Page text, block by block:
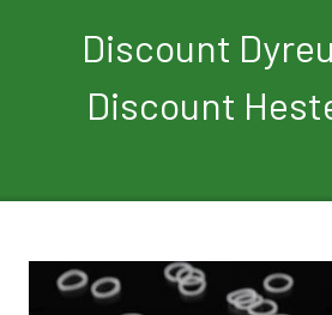
Discount
Discount
Forside